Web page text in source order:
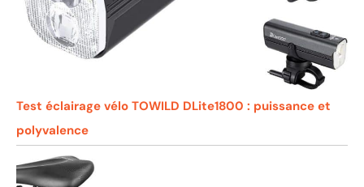
Test éclairage vélo TOWILD DLite1800 : puissance et
polyvalence